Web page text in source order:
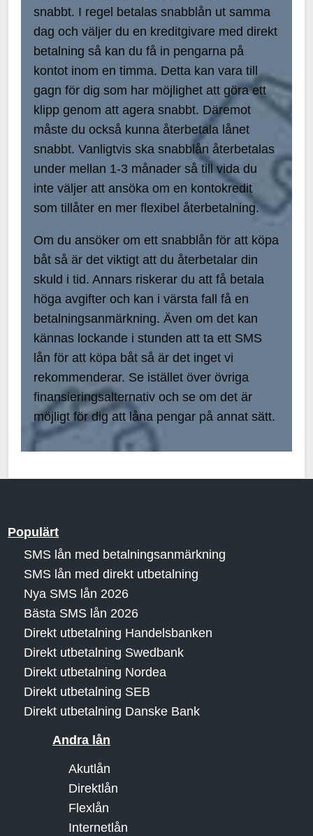
snabbt. I regel betalas snabblån ut samma
dag och väljer du en kreditgivare med direkt
betalning så kan du få in pengarna på
kontot inom en timma. Detta kan vara till
gagn för dig som har möjlighet att göra ett
klipp genom att agera snabbt. Däremot
måste du också kunna återbetala lånet
snabbt. Vanligtvis ska snabblån återbetalas
under mellan 1-3 månader så till vida du
inte väljer att ansöka om en kontokredit
som tillåter en mer flexibel återbetalning.
Om du ansöker om ett snabblån för att köpa
båt så är det viktigt att du återbetalar din
skuld i tid. Annars riskerar du att få betala
höga avgifter och kan i värsta fall få en
betalningsanmärkning. Även om det kan
kännas lockande i stunden att ta ett SMS
lån för att köpa båt så är det inget vi
rekommenderar. Se istället över övriga
finansieringsalternativ och se om det är
möjligt för dig att låna pengar på annat sätt.
Populärt
SMS lån med betalningsanmärkning
SMS lån med direkt utbetalning
Nya SMS lån 2026
Bästa SMS lån 2026
Direkt utbetalning Handelsbanken
Direkt utbetalning Swedbank
Direkt utbetalning Nordea
Direkt utbetalning SEB
Direkt utbetalning Danske Bank
Andra lån
Akutlån
Direktlån
Flexlån
Internetlån